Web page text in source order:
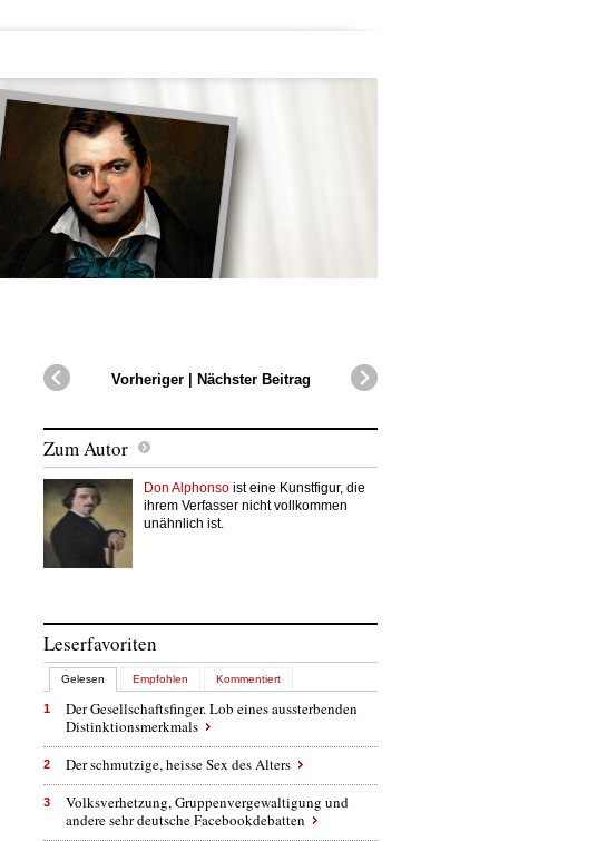
Vorheriger| Nächster Beitrag
Zum Autor
Don Alphonso ist eine Kunstfigur, die
ihrem Verfasser nicht vollkommen
unähnlich ist.
Leserfavoriten
Gelesen Empfohlen Kommentiert
1
Der Gesellschaftsfinger. Lob eines aussterbenden
Distinktionsmerkmals
2 Der schmutzige, heisse Sex des Alters
3
Volksverhetzung, Gruppenvergewaltigung und
andere sehr deutsche Facebookdebatten